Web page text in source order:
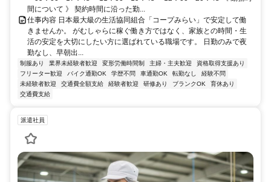
間について 》 契約時間に沿った勤...
仕事内容 日本最大級の生活協同組合「コープみらい」で安定して働
きませんか。 がむしゃらに稼ぐ働き方ではなく、家族との時間・生
活の安定を大切にしたい方に選ばれている職場です。 日勤のみで夜
勤なし、早朝出...
制服あり 業界未経験者歓迎 変形労働時間制 主婦・主夫歓迎
資格取得支援あり
フリーター歓迎
バイク通勤OK 学歴不問 車通勤OK 転勤なし
経験不問
未経験者歓迎
交通費全額支給 経験者歓迎 研修あり ブランクOK
育休あり
交通費支給
派遣社員